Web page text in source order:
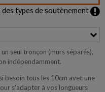
des types de soutènement
seul tronçon (murs séparés),
indépendamment.
besoin tous les 10cm avec une
s'adapter à vos longueurs